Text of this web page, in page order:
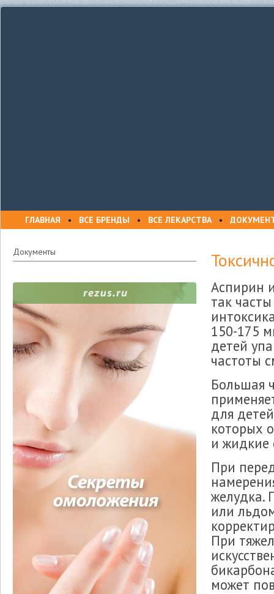
ГЛАВНАЯ • ВСЕ БРЕНДЫ • ВСЕ ЛЕКАРСТВА•
Документы
Аспирин
так
150-175
детей
частоты
Большая
для
которых
и жидкие
При
желудка.
или
При
может